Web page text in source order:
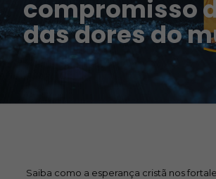
compromisso
das dores do
Saiba como a esperança cristã nos